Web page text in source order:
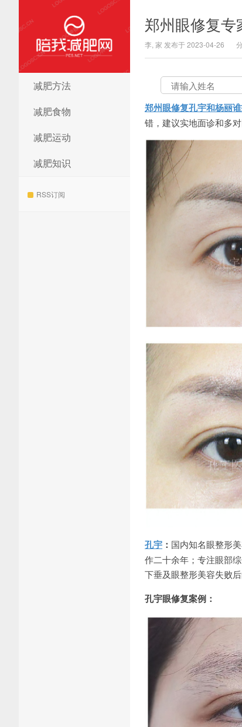
陪我减肥网
减肥方法
减肥食物
减肥运动
减肥知识
RSS订阅
郑州眼修复专
李, 家 发布于 2023-04-26
郑州眼修复孔宇和杨丽
错，建议实地面诊和多
孔宇 ： 国内知名眼整形
作二十余年；专注眼部
下垂及眼整形美容失败
孔宇眼修复案例：